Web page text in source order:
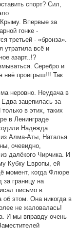
спорт? Сил,
Впервые за
гонке -
третьей - «бронза».
утратила всё и
азарт..!?
Серебро и
неё проигрыш!!! Так
неровно. Неудача в
зацепилась за
в этих, таких
в Ленинграде
Надежда
Алма-Аты, Наталья
очевидно,
далёкого Чирчика. И
Кубку Европы, ей
момент, когда Флюре
за границу на
письмо в
этом. Она никогда в
не жаловалась!
И мы вправду очень